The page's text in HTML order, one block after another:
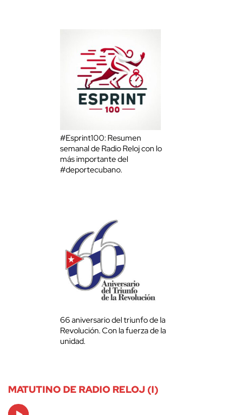
#Esprint100: Resumen
semanal de Radio Reloj con lo
más importante del
#deportecubano.
66 aniversario del triunfo de la
Revolución. Con la fuerza de la
unidad.
MATUTINO DE RADIO RELOJ (I)
Audio